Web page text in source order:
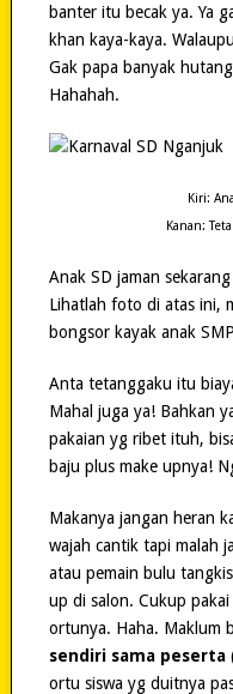
banter itu becak ya. Ya
khan kaya-kaya.
Gak papa banyak
Hahahah.
Kiri:
Kanan:
Anak SD jaman
Lihatlah foto di atas ini,
bongsor kayak anak
Anta tetanggaku itu
Mahal juga ya! Bahkan
pakaian yg ribet ituh,
baju plus make upnya!
Makanya jangan heran
wajah cantik tapi malah
atau pemain bulu
up di salon. Cukup
ortunya. Haha. Maklum
sendiri sama peserta
ortu siswa yg duitnya